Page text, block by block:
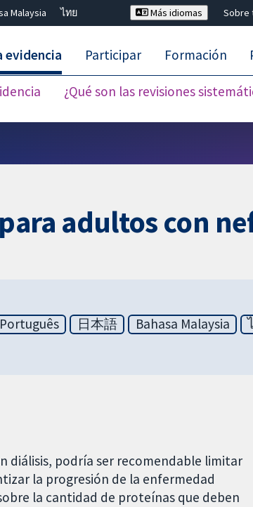
Malaysia
ไทย
Más idiomas Sobre
evidencia
¿Qué son las revisiones
Participar Formación
adultos con
Português 日本語 Bahasa Malaysia
diálisis, podría ser recomendable limitar
la progresión de la enfermedad
la cantidad de proteínas que deben